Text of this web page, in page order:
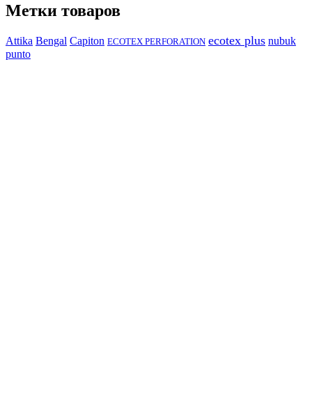
Метки товаров
Attika Bengal Capiton ECOTEX PERFORATION ecotex plus nubuk
punto